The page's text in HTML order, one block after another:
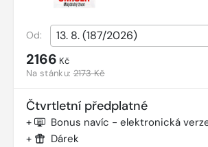
Od:
2166 Kč
Na stánku:2173 Kč
Čtvrtletní předplatné
+ Bonus navíc - elektronická
+ Dárek